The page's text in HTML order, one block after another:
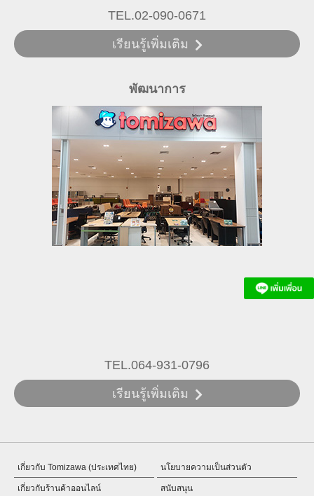
TEL.02-090-0671
เรียนรู้เพิ่มเติม
พัฒนาการ
TEL.064-931-0796
เรียนรู้เพิ่มเติม
เกี่ยวกับ Tomizawa (ประเทศไทย) นโยบายความเป็นส่วนตัว
เกี่ยวกับร้านค้าออนไลน์ สนับสนุน